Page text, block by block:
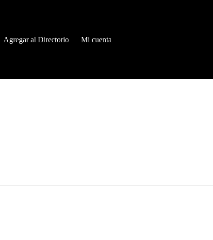
Agregar al Directorio Mi cuenta